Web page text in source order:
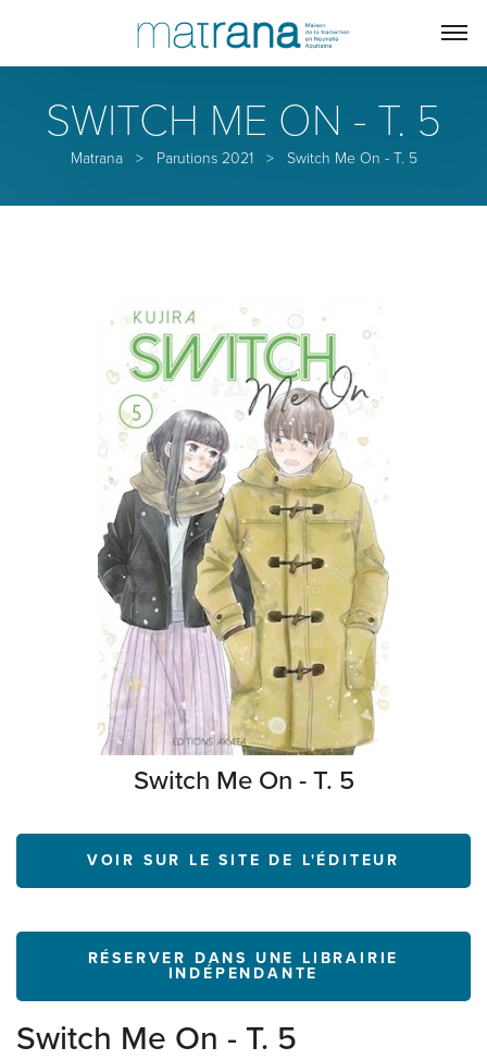
SWITCH ME ON - T. 5
Matrana> Parutions 2021 > Switch Me On - T. 5
Switch Me On - T. 5
VOIR SUR LE SITE DE L'ÉDITEUR
RÉSERVER DANS UNE LIBRAIRIE
INDÉPENDANTE
Switch Me On - T. 5